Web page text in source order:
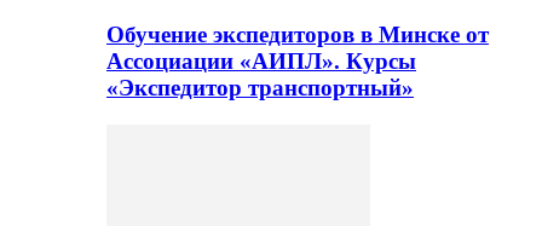
Обучение экспедиторов в Минске от
Ассоциации «АИПЛ». Курсы
«Экспедитор транспортный»